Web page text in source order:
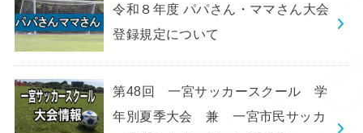
令和８年度 パパさん・ママさん大会
登録規定について
第48回 一宮サッカースクール 学
年別夏季大会 兼 一宮市民サッカ